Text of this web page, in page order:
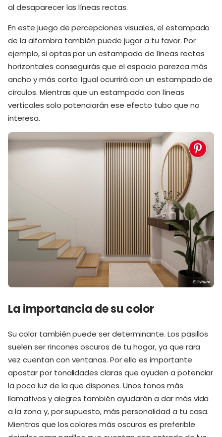
al desaparecer las líneas rectas.
En este juego de percepciones visuales, el estampado
de la alfombra también puede jugar a tu favor. Por
ejemplo, si optas por un estampado de líneas rectas
horizontales conseguirás que el espacio parezca más
ancho y más corto. Igual ocurrirá con un estampado de
círculos. Mientras que un estampado con líneas
verticales solo potenciarán ese efecto tubo que no
interesa.
La importancia de su color
Su color también puede ser determinante. Los pasillos
suelen ser rincones oscuros de tu hogar, ya que rara
vez cuentan con ventanas. Por ello es importante
apostar por tonalidades claras que ayuden a potenciar
la poca luz de la que dispones. Unos tonos más
llamativos y alegres también ayudarán a dar más vida
a la zona y, por supuesto, más personalidad a tu casa.
Mientras que los colores más oscuros es preferible